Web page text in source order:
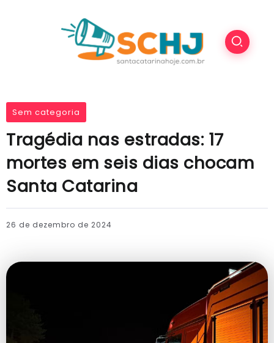
Sem categoria
Tragédia nas estradas: 17
mortes em seis dias chocam
Santa Catarina
26 de dezembro de 2024